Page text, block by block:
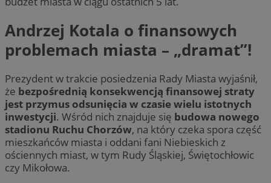
Andrzej Kotala o finansowych
problemach miasta – „dramat”!
Prezydent w trakcie posiedzenia Rady Miasta wyjaśnił,
że bezpośrednią konsekwencją finansowej straty
jest przymus odsunięcia w czasie wielu istotnych
inwestycji. Wśród nich znajduje się budowa nowego
stadionu Ruchu Chorzów, na który czeka spora część
mieszkańców miasta i oddani fani Niebieskich z
ościennych miast, w tym Rudy Śląskiej, Świętochłowic
czy Mikołowa.